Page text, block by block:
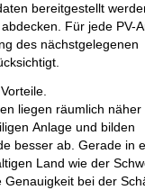
bereitgestellt
Für jede PV-
des nächstgelegenen
liegen räumlich
Anlage und bilden
besser ab. Gerade in
Land wie der
Genauigkeit bei der